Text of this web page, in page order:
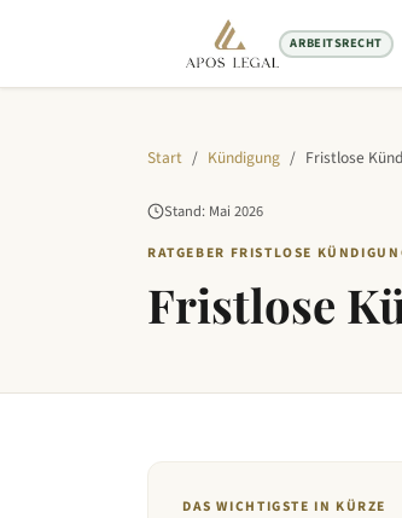
ARBEITSRECHT
Start / Kündigung / Fristlose
Stand: Mai 2026
RATGEBER FRISTLOSE
Fristlose
DAS WICHTIGSTE IN KÜRZE